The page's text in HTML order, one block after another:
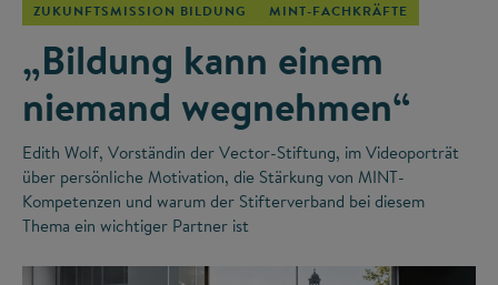
ZUKUNFTSMISSION BILDUNG MINT-FACHKRÄFTE
„Bildung kann einem
niemand wegnehmen“
Edith Wolf, Vorständin der Vector-Stiftung, im Videoporträt
über persönliche Motivation, die Stärkung von MINT-
Kompetenzen und warum der Stifterverband bei diesem
Thema ein wichtiger Partner ist